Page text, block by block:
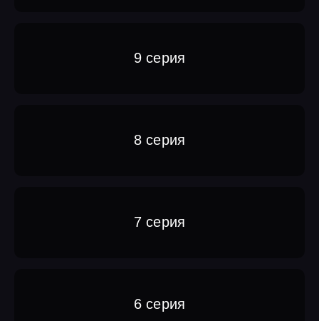
9 серия
8 серия
7 серия
6 серия